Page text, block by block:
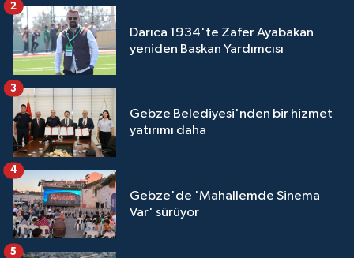
Darıca 1934'te Zafer Ayabakan
yeniden Başkan Yardımcısı
2
Gebze Belediyesi'nden bir hizmet
yatırımı daha
3
Gebze'de 'Mahallemde Sinema
Var' sürüyor
4
5